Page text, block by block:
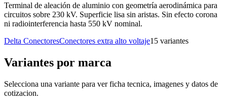
Terminal de aleación de aluminio con geometría aerodinámica para
circuitos sobre 230 kV. Superficie lisa sin aristas. Sin efecto corona
ni radiointerferencia hasta 550 kV nominal.
Delta ConectoresConectores extra alto voltaje15 variantes
Variantes por marca
Selecciona una variante para ver ficha tecnica, imagenes y datos de
cotizacion.